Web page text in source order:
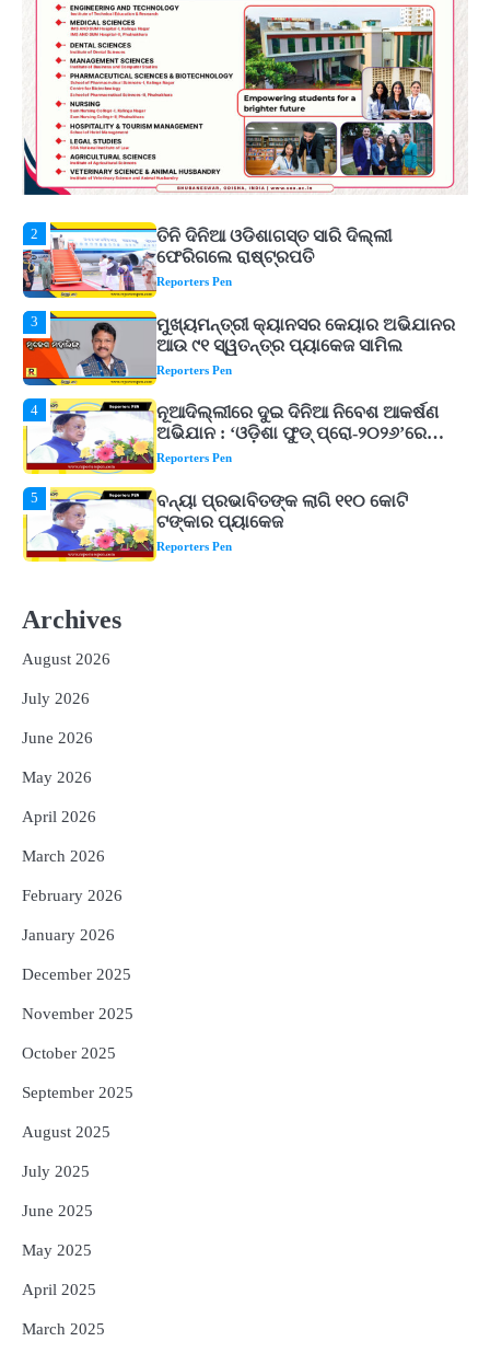
ବନ୍ୟା ପ୍ରଭାବିତଙ୍କ ଲାଗି ୧୧୦ କୋଟି
ଟଙ୍କାର ପ୍ୟାକେଜ
ଆସାମରେ ଭୟଙ୍କର ବନ୍ୟା ମୃତ୍ୟୁ ସଂଖ୍ୟା
୮୯କୁ ବୃଦ୍ଧି
2
ତିନି ଦିନିଆ ଓଡିଶାଗସ୍ତ ସାରି ଦିଲ୍ଲୀ
Reporters Pen
3
ମୁଖ୍ୟମନ୍ତ୍ରୀ କ୍ୟାନସର କେୟାର ଅଭିଯାନର
ଆଉ ୯୧ ସ୍ୱତନ୍ତ୍ର ପ୍ୟାକେଜ ସାମିଲ
Reporters Pen
ନୂଆଦିଲ୍ଲୀରେ ଦୁଇ ଦିନିଆ ନିବେଶ ଆକର୍ଷଣ
ଅଭିଯାନ : ‘ଓଡ଼ିଶା ଫୁଡ୍ ପ୍ରୋ-୨୦୨୬’ରେ
ଖାଦ୍ୟ ପ୍ରକ୍ରିୟାକରଣ କ୍ଷେତ୍ରକୁ ମିଳିବ
ଗୁରୁତ୍ୱ
Reporters Pen
5
ବନ୍ୟା ପ୍ରଭାବିତଙ୍କ ଲାଗି ୧୧୦ କୋଟି
ଟଙ୍କାର ପ୍ୟାକେଜ
Reporters Pen
1
ଆସାମରେ ଭୟଙ୍କର ବନ୍ୟା ମୃତ୍ୟୁ ସଂଖ୍ୟା
୮୯କୁ ବୃଦ୍ଧି
2
5
Archives
August 2026
July 2026
June 2026
May 2026
April 2026
March 2026
February 2026
January 2026
December 2025
November 2025
October 2025
September 2025
August 2025
July 2025
June 2025
May 2025
April 2025
March 2025